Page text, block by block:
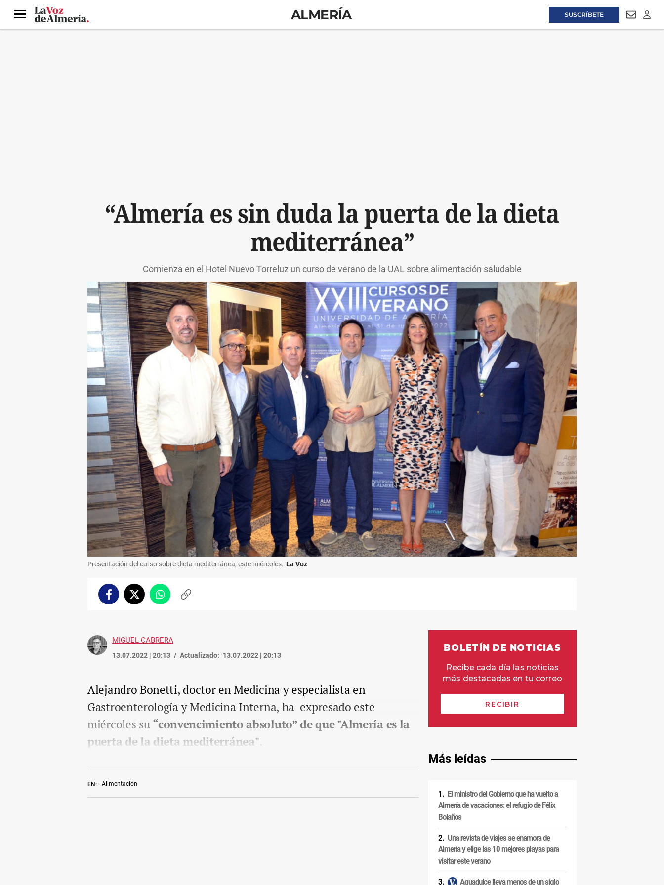
SUSCRÍBETE
Menú ALMERÍA
“Almería es sin duda la puerta de la dieta
mediterránea”
Comienza en el Hotel Nuevo Torreluz un curso de verano de la UAL sobre alimentación saludable
Presentación del curso sobre dieta mediterránea, este miércoles. La Voz
FacebookTwitterWhatsappCopiar
MIGUEL CABRERA
13.07.2022 | 20:13 Actualizado: 13.07.2022 | 20:13
EN: Alimentación
Alejandro Bonetti, doctor en Medicina y especialista en
Gastroenterología y Medicina Interna, ha expresado este
miércoles su“convencimiento absoluto” de que "Almería es la
puerta de la dieta mediterránea".
Más leídas
El ministro del Gobierno que ha vuelto a
Almería de vacaciones: el refugio de Félix
Bolaños
Una revista de viajes se enamora de
Almería y elige las 10 mejores playas para
visitar este verano
Aguadulce lleva menos de un siglo